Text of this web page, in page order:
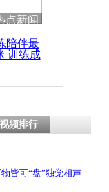
点新闻
陪伴最
训练成
频排行
皆可“盘”独觉相声